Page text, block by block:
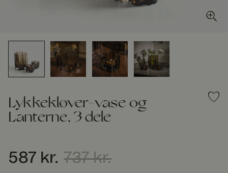
Lykkekløver-vase og
Lanterne, 3 dele
Nuværende pris:587 kr.Tidligere pris
587 kr. 737 kr.